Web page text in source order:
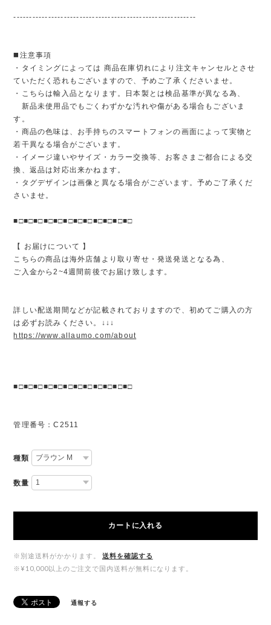
----------------------------------------------------------
◼️注意事項
・タイミングによっては 商品在庫切れにより注文キャンセルとさせ
ていただく恐れもございますので、予めご了承くださいませ。
・こちらは輸入品となります。日本製とは検品基準が異なる為、
新品未使用品でもごくわずかな汚れや傷がある場合もございま
す。
・商品の色味は、お手持ちのスマートフォンの画面によって実物と
若干異なる場合がございます。
・イメージ違いやサイズ・カラー交換等、お客さまご都合による交
換、返品は対応出来かねます。
・タグデザインは画像と異なる場合がございます。予めご了承くだ
さいませ。
■□■□■□■□■□■□■□■□■□■□■□■□
【 お届けについて 】
こちらの商品は海外店舗より取り寄せ・発送発送となる為、
ご入金から2~4週間前後でお届け致します。
詳しい配送期間などが記載されておりますので、初めてご購入の方
は必ずお読みください。↓↓↓
https://www.allaumo.com/about
■□■□■□■□■□■□■□■□■□■□■□■□
管理番号：C2511
種類
数量
カートに入れる
※別途送料がかかります。
送料を確認する
※¥10,000以上のご注文で国内送料が無料になります。
通報する